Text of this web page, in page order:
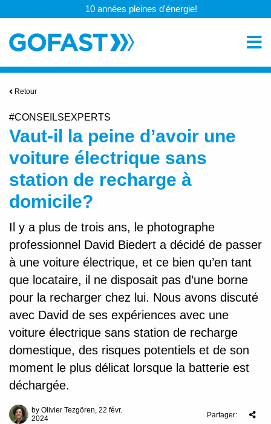
10 années pleines d'énergie!
Retour
#CONSEILSEXPERTS
Vaut-il la peine d’avoir une
voiture électrique sans
station de recharge à
domicile?
Il y a plus de trois ans, le photographe
professionnel David Biedert a décidé de passer
à une voiture électrique, et ce bien qu’en tant
que locataire, il ne disposait pas d’une borne
pour la recharger chez lui. Nous avons discuté
avec David de ses expériences avec une
voiture électrique sans station de recharge
domestique, des risques potentiels et de son
moment le plus délicat lorsque la batterie est
déchargée.
by Olivier Tezgören, 22 févr.
2024
Partager: